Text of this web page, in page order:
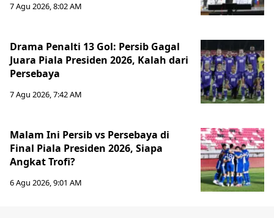
7 Agu 2026, 8:02 AM
Drama Penalti 13 Gol: Persib Gagal
Juara Piala Presiden 2026, Kalah dari
Persebaya
7 Agu 2026, 7:42 AM
Malam Ini Persib vs Persebaya di
Final Piala Presiden 2026, Siapa
Angkat Trofi?
6 Agu 2026, 9:01 AM